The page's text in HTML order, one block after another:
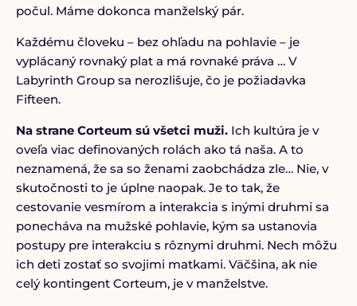
počul. Máme dokonca manželský pár.
Každému človeku – bez ohľadu na pohlavie – je
vyplácaný rovnaký plat a má rovnaké práva … V
Labyrinth Group sa nerozlišuje, čo je požiadavka
Fifteen.
Na strane Corteum sú všetci muži. Ich kultúra je v
oveľa viac definovaných rolách ako tá naša. A to
neznamená, že sa so ženami zaobchádza zle… Nie, v
skutočnosti to je úplne naopak. Je to tak, že
cestovanie vesmírom a interakcia s inými druhmi sa
ponecháva na mužské pohlavie, kým sa ustanovia
postupy pre interakciu s rôznymi druhmi. Nech môžu
ich deti zostať so svojimi matkami. Väčšina, ak nie
celý kontingent Corteum, je v manželstve.